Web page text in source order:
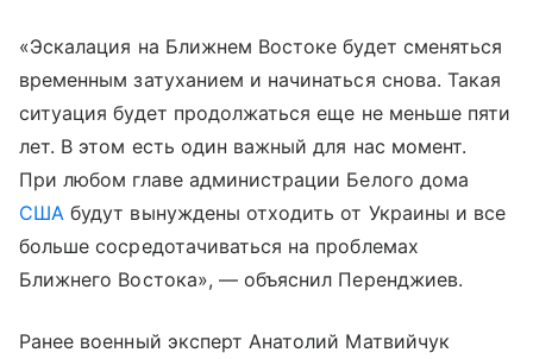
«Эскалация на Ближнем Востоке будет сменяться
временным затуханием и начинаться снова. Такая
ситуация будет продолжаться еще не меньше пяти
лет. В этом есть один важный для нас момент.
При любом главе администрации Белого дома
США будут вынуждены отходить от Украины и все
больше сосредотачиваться на проблемах
Ближнего Востока», — объяснил Перенджиев.
Ранее военный эксперт Анатолий Матвийчук